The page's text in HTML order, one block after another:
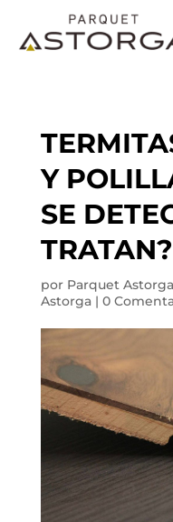
Y
SE
TRATAN?
por Parquet Astorga
Astorga| 0